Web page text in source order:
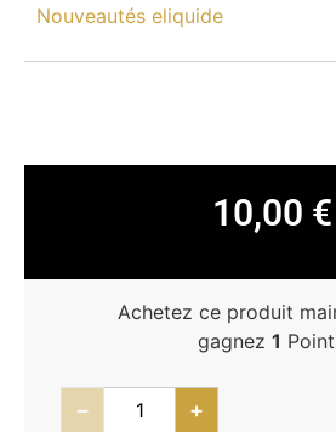
Nouveautés eliquide
10,00 €
Achetez ce produit
gagnez 1
− +